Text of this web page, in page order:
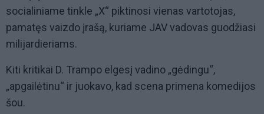
socialiniame tinkle „X“ piktinosi vienas vartotojas,
pamatęs vaizdo įrašą, kuriame JAV vadovas guodžiasi
milijardieriams.
Kiti kritikai D. Trampo elgesį vadino „gėdingu“,
„apgailėtinu“ ir juokavo, kad scena primena komedijos
šou.